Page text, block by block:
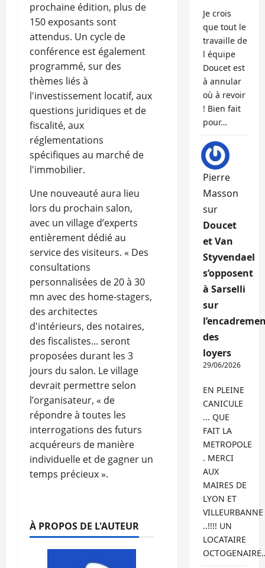
prochaine édition, plus de
150 exposants sont
attendus. Un cycle de
conférence est également
programmé, sur des
thèmes liés à
l'investissement locatif, aux
questions juridiques et de
fiscalité, aux
réglementations
spécifiques au marché de
l'immobilier.
Une nouveauté aura lieu
lors du prochain salon,
avec un village d’experts
entièrement dédié au
service des visiteurs. « Des
consultations
personnalisées de 20 à 30
mn avec des home-stagers,
des architectes
d'intérieurs, des notaires,
des fiscalistes... seront
proposées durant les 3
jours du salon. Le village
devrait permettre selon
l’organisateur, « de
répondre à toutes les
interrogations des futurs
acquéreurs de manière
individuelle et de gagner un
temps précieux ».
À PROPOS DE L'AUTEUR
Je crois
que tout le
travaille de
l équipe
Doucet est
à annular
où à revoir
! Bien fait
pour…
Pierre
Masson
sur
Doucet
et Van
Styvendael
s’opposent
à Sarselli
sur
des
loyers
29/06/2026
EN PLEINE
CANICULE
... QUE
FAIT LA
METROPOLE
. MERCI
AUX
MAIRES DE
LYON ET
VILLEURBANNE
..!!!! UN
LOCATAIRE